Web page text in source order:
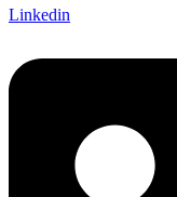
Linkedin